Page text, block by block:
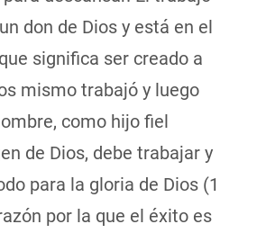
don de Dios y está en el
significa ser creado a
mismo trabajó y luego
como hijo fiel
de Dios, debe trabajar y
para la gloria de Dios (1
por la que el éxito es